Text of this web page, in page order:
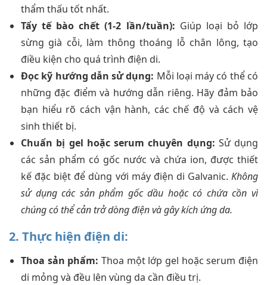
thẩm thấu tốt nhất.
Tẩy tế bào chết (1-2 lần/tuần): Giúp loại bỏ lớp
sừng già cỗi, làm thông thoáng lỗ chân lông, tạo
điều kiện cho quá trình điện di.
Đọc kỹ hướng dẫn sử dụng: Mỗi loại máy có thể có
những đặc điểm và hướng dẫn riêng. Hãy đảm bảo
bạn hiểu rõ cách vận hành, các chế độ và cách vệ
sinh thiết bị.
Chuẩn bị gel hoặc serum chuyên dụng: Sử dụng
các sản phẩm có gốc nước và chứa ion, được thiết
kế đặc biệt để dùng với máy điện di Galvanic. Không
sử dụng các sản phẩm gốc dầu hoặc có chứa cồn vì
chúng có thể cản trở dòng điện và gây kích ứng da.
2. Thực hiện điện di:
Thoa sản phẩm: Thoa một lớp gel hoặc serum điện
di mỏng và đều lên vùng da cần điều trị.